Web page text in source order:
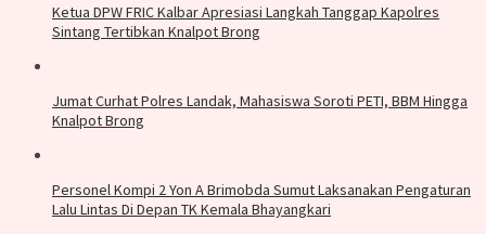
Ketua DPW FRIC Kalbar Apresiasi Langkah Tanggap Kapolres
Sintang Tertibkan Knalpot Brong
Jumat Curhat Polres Landak, Mahasiswa Soroti PETI, BBM Hingga
Knalpot Brong
Personel Kompi 2 Yon A Brimobda Sumut Laksanakan Pengaturan
Lalu Lintas Di Depan TK Kemala Bhayangkari